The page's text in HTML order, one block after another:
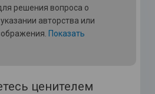
решения вопроса о
авторства или
Показать
ценителем